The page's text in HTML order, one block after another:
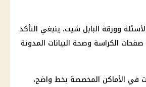
وورقة البابل شيت، ينبغي التأكد
الكراسة وصحة البيانات المدونة
في الأماكن المخصصة بخط واضح،